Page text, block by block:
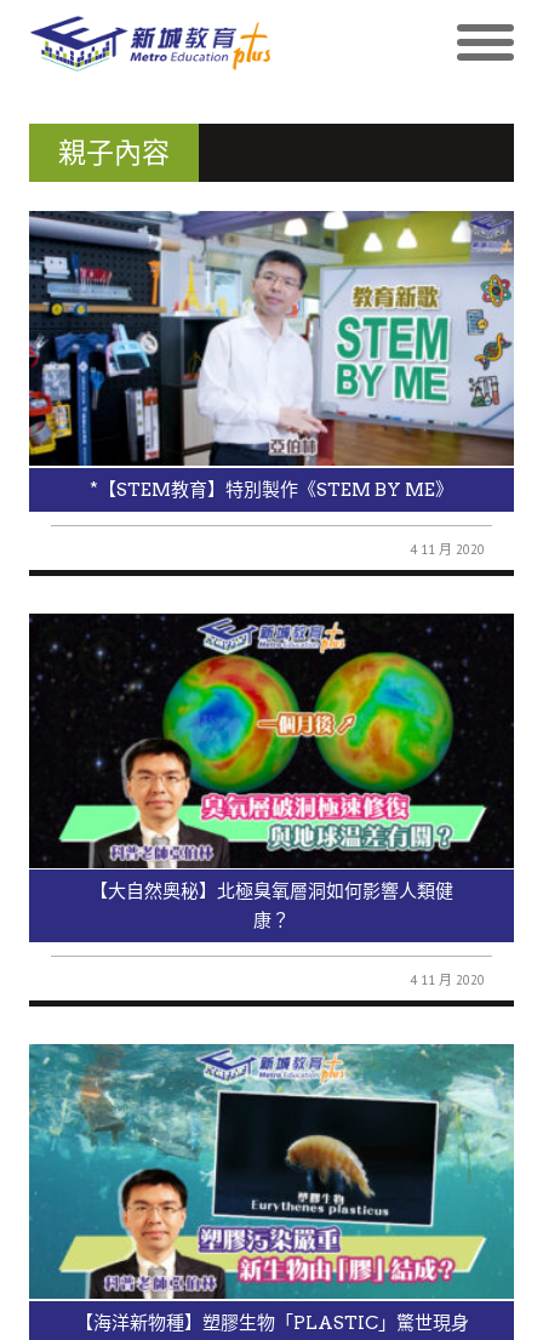
親子內容
*【STEM教育】特別製作《STEM BY ME》
4 11 月 2020
【大自然奧秘】北極臭氧層洞如何影響人類健
康？
4 11 月 2020
【海洋新物種】塑膠生物「PLASTIC」驚世現身